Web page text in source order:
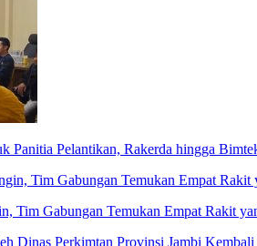
Panitia Pelantikan, Rakerda hingga
Tim Gabungan Temukan Empat Rakit